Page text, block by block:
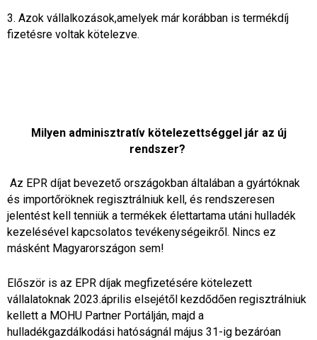
3. Azok vállalkozások,amelyek már korábban is termékdíj
fizetésre voltak kötelezve.
Milyen adminisztratív kötelezettséggel jár az új
rendszer?
Az EPR díjat bevezető országokban általában a gyártóknak
és importőröknek regisztrálniuk kell, és rendszeresen
jelentést kell tenniük a termékek élettartama utáni hulladék
kezelésével kapcsolatos tevékenységeikről. Nincs ez
másként Magyarországon sem!
Először is az EPR díjak megfizetésére kötelezett
vállalatoknak 2023.április elsejétől kezdődően regisztrálniuk
kellett a MOHU Partner Portálján, majd a
hulladékgazdálkodási hatóságnál május 31-ig bezáróan